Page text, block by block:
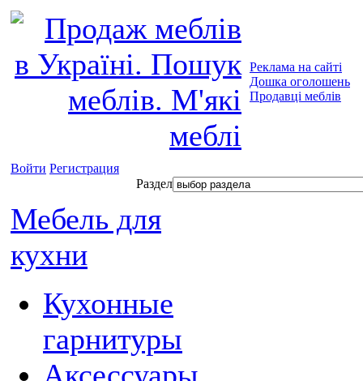
Реклама на сайті
Дошка оголошень
Продавці меблів
Войти Регистрация
Раздел
Мебель для
кухни
Кухонные
гарнитуры